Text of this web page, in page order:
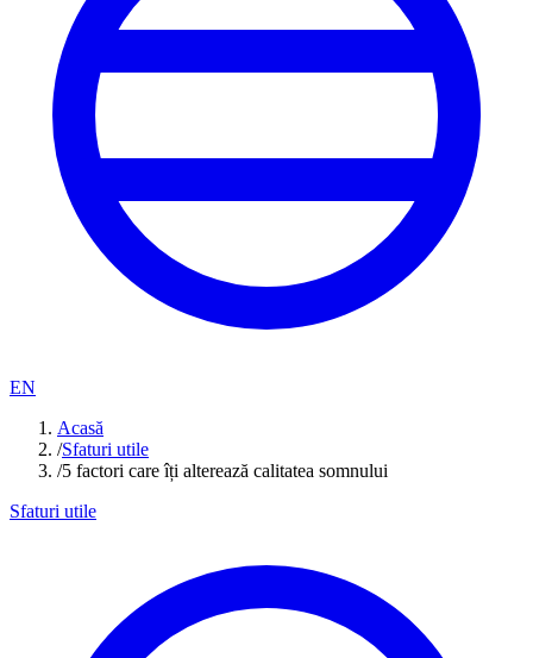
EN
Acasă
/Sfaturi utile
/5 factori care îți alterează calitatea somnului
Sfaturi utile